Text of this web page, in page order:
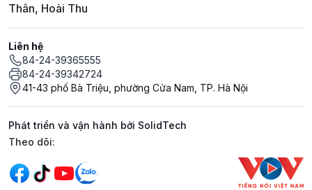
Thân, Hoài Thu
Liên hệ
84-24-39365555
84-24-39342724
41-43 phố Bà Triệu, phường Cửa Nam, TP. Hà Nội
Phát triển và vận hành bởi SolidTech
Mạng xã hội
Theo dõi: